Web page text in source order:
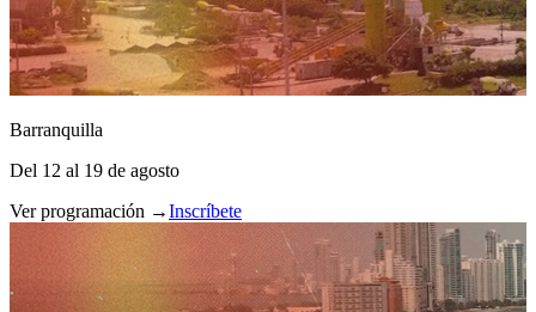
Barranquilla
Del 12 al 19 de agosto
Ver programación →Inscríbete